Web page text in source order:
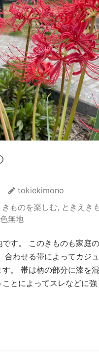
tokiekimono
きものを楽しむ, ときえき
色無地
す。 このきものも家庭
合わせる帯によってカジ
。 帯は柄の部分に漆を
ことによってスレなどに